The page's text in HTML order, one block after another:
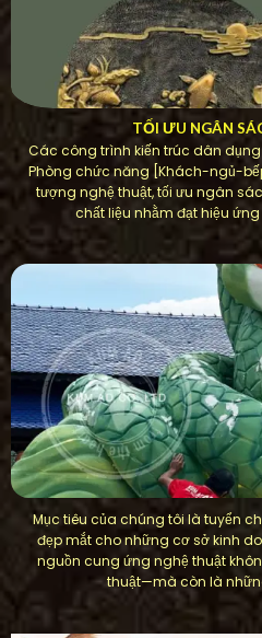
TỐI ƯU NGÂN
Các công trình kiến ​​trúc dân
Phòng chức năng [Khách-ngủ-
tượng nghệ thuật, tối ưu ngân
chất liệu nhằm đạt hiệu
Mục tiêu của chúng tôi là tuyển
đẹp mắt cho những cơ sở kinh
nguồn cung ứng nghệ thuật
thuật—mà còn là